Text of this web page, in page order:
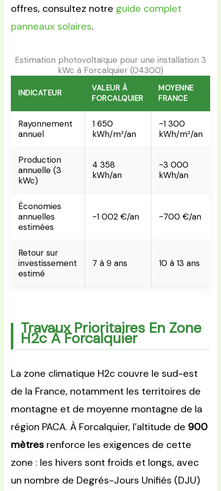
offres, consultez notre guide complet
panneaux solaires.
Estimation photovoltaïque pour une installation 3
kWc à Forcalquier (04300)
INDICATEUR
VALEUR À
FORCALQUIER
MOYENNE
FRANCE
Rayonnement
annuel
1 650
kWh/m²/an
~1 300
kWh/m²/an
Production
annuelle (3
kWc)
4 358
kWh/an
~3 000
kWh/an
Économies
annuelles
estimées
~1 002 €/an ~700 €/an
Retour sur
investissement
estimé
7 à 9 ans 10 à 13 ans
Travaux Prioritaires En Zone
H2c À Forcalquier
La zone climatique H2c couvre le sud-est
de la France, notamment les territoires de
montagne et de moyenne montagne de la
région PACA. À Forcalquier, l’altitude de 900
mètres renforce les exigences de cette
zone : les hivers sont froids et longs, avec
un nombre de Degrés-Jours Unifiés (DJU)